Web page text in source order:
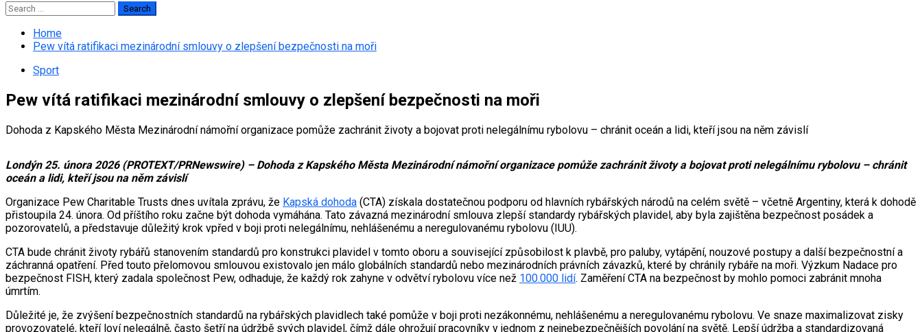
Search
for:
Home
Pew vítá ratifikaci mezinárodní smlouvy o zlepšení bezpečnosti na moři
Sport
Pew vítá ratifikaci mezinárodní smlouvy o zlepšení bezpečnosti na moři
Dohoda z Kapského Města Mezinárodní námořní organizace pomůže zachránit životy a bojovat proti nelegálnímu rybolovu – chránit oceán a lidi, kteří jsou na něm závislí
Londýn 25. února 2026 (PROTEXT/PRNewswire) – Dohoda z Kapského Města Mezinárodní námořní organizace pomůže zachránit životy a bojovat proti nelegálnímu rybolovu – chránit
oceán a lidi, kteří jsou na něm závislí
Organizace Pew Charitable Trusts dnes uvítala zprávu, že Kapská dohoda (CTA) získala dostatečnou podporu od hlavních rybářských národů na celém světě – včetně Argentiny, která k dohodě
přistoupila 24. února. Od příštího roku začne být dohoda vymáhána. Tato závazná mezinárodní smlouva zlepší standardy rybářských plavidel, aby byla zajištěna bezpečnost posádek a
pozorovatelů, a představuje důležitý krok vpřed v boji proti nelegálnímu, nehlášenému a neregulovanému rybolovu (IUU).
CTA bude chránit životy rybářů stanovením standardů pro konstrukci plavidel v tomto oboru a související způsobilost k plavbě, pro paluby, vytápění, nouzové postupy a další bezpečnostní a
záchranná opatření. Před touto přelomovou smlouvou existovalo jen málo globálních standardů nebo mezinárodních právních závazků, které by chránily rybáře na moři. Výzkum Nadace pro
bezpečnost FISH, který zadala společnost Pew, odhaduje, že každý rok zahyne v odvětví rybolovu více než 100.000 lidí. Zaměření CTA na bezpečnost by mohlo pomoci zabránit mnoha
úmrtím.
Důležité je, že zvýšení bezpečnostních standardů na rybářských plavidlech také pomůže v boji proti nezákonnému, nehlášenému a neregulovanému rybolovu. Ve snaze maximalizovat zisky
provozovatelé, kteří loví nelegálně, často šetří na údržbě svých plavidel, čímž dále ohrožují pracovníky v jednom z nejnebezpečnějších povolání na světě. Lepší údržba a standardizovaná